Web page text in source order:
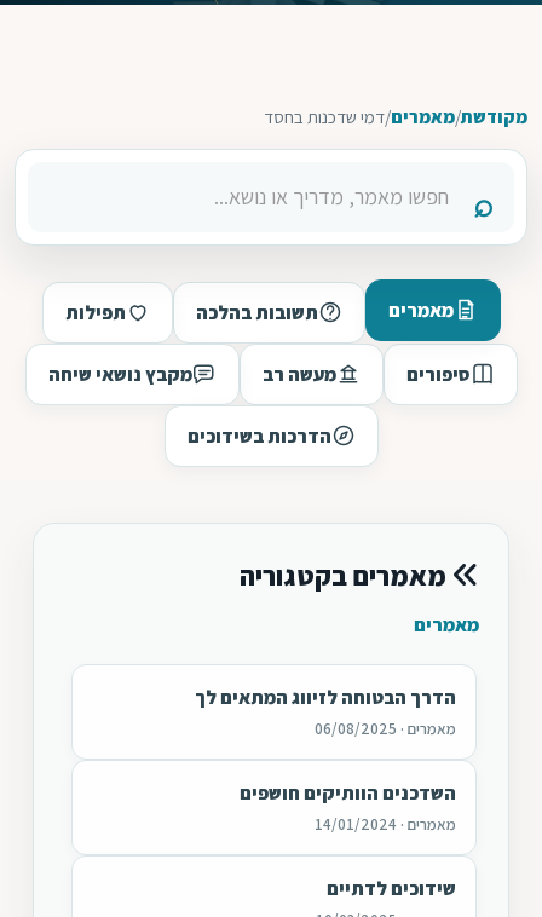
מקודשת/מאמרים/דמי שדכנות בחסד
מאמרים תשובות בהלכה תפילות
סיפורים מעשה רב מקבץ נושאי שיחה
הדרכות בשידוכים
מאמרים בקטגוריה
מאמרים
הדרך הבטוחה לזיווג המתאים לך
מאמרים · 06/08/2025
השדכנים הוותיקים חושפים
מאמרים · 14/01/2024
שידוכים לדתיים